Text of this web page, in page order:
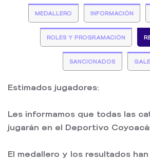
MEDALLERO INFORMACIÓN
ROLES Y PROGRAMACIÓN
SANCIONADOS
Estimados jugadores:
Les informamos que todas las
jugarán en el Deportivo
El medallero y los resultados